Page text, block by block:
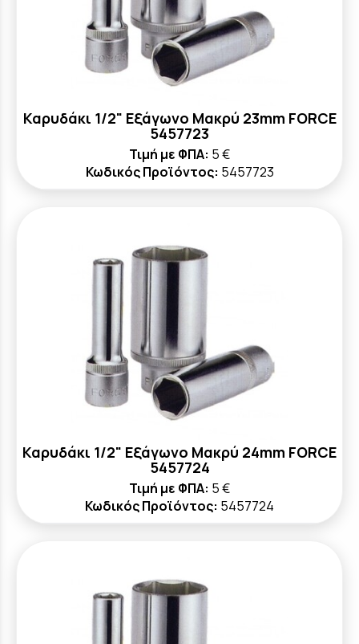
Καρυδάκι 1/2" Εξάγωνο Μακρύ 23mm FORCE
5457723
Τιμή με ΦΠΑ: 5 €
Κωδικός Προϊόντος: 5457723
Καρυδάκι 1/2" Εξάγωνο Μακρύ 24mm FORCE
5457724
Τιμή με ΦΠΑ: 5 €
Κωδικός Προϊόντος: 5457724